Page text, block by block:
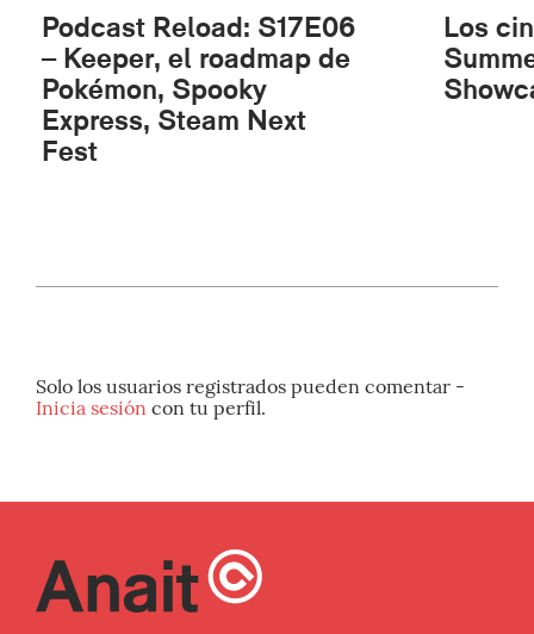
Podcast Reload: S17E06
– Keeper, el roadmap de
Pokémon, Spooky
Express, Steam Next
Fest
Los
Solo los usuarios registrados pueden comentar -
Inicia sesión con tu perfil.